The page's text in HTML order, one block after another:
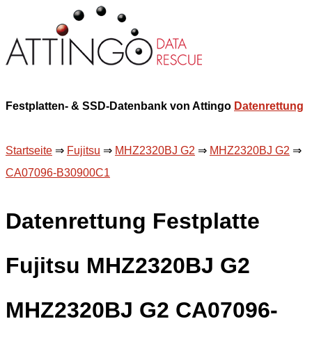
Festplatten- & SSD-Datenbank von Attingo Datenrettung
Startseite ⇒ Fujitsu ⇒ MHZ2320BJ G2 ⇒ MHZ2320BJ G2 ⇒
CA07096-B30900C1
Datenrettung Festplatte
Fujitsu MHZ2320BJ G2
MHZ2320BJ G2 CA07096-